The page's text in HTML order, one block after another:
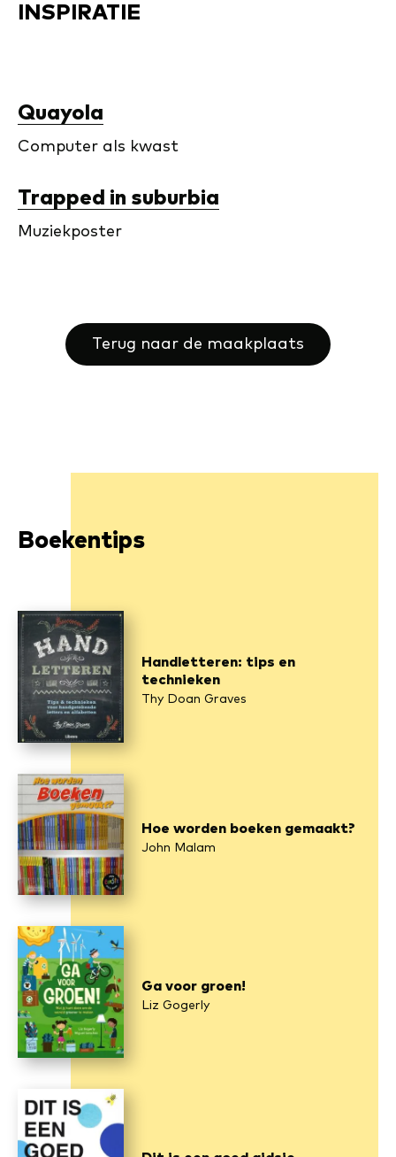
INSPIRATIE
Quayola
Computer als kwast
Trapped in suburbia
Muziekposter
Terug naar de maakplaats
Boekentips
Handletteren: tips en
technieken
Thy Doan Graves
Hoe worden boeken gemaakt?
John Malam
Ga voor groen!
Liz Gogerly